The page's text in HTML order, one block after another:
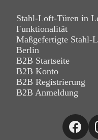
Stahl-Loft-Türen in
Funktionalität
Maßgefertigte Stahl-
Berlin
B2B Startseite
B2B Konto
B2B Registrierung
B2B Anmeldung